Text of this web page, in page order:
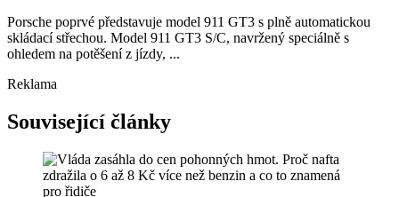
Porsche poprvé představuje model 911 GT3 s plně automatickou
skládací střechou. Model 911 GT3 S/C, navržený speciálně s
ohledem na potěšení z jízdy, ...
Reklama
Související články